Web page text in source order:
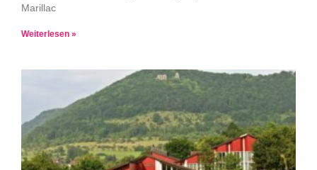
Marillac
Weiterlesen »